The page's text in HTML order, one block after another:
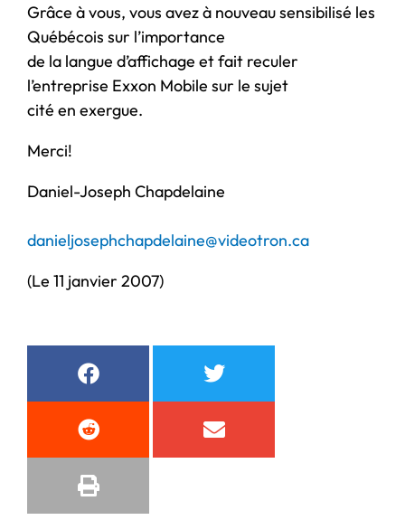
Grâce à vous, vous avez à nouveau sensibilisé les
Québécois sur l’importance
de la langue d’affichage et fait reculer
l’entreprise Exxon Mobile sur le sujet
cité en exergue.
Merci!
Daniel-Joseph Chapdelaine
danieljosephchapdelaine@videotron.ca
(Le 11 janvier 2007)